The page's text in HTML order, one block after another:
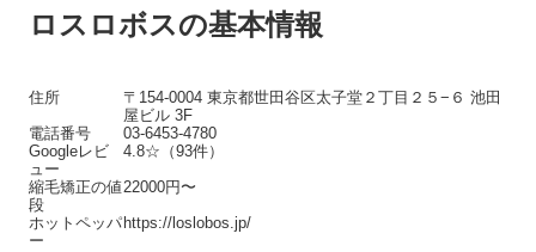
ロスロボスの基本情報
住所
〒154-0004 東京都世田谷区太子堂２丁目２５−６ 池田
屋ビル 3F
電話番号
03-6453-4780
Googleレビ
ュー
4.8☆（93件）
縮毛矯正の値
段
22000円〜
ホットペッパ
ー
https://loslobos.jp/